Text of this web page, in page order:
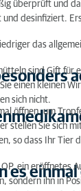
überprüft und
desinfiziert.
das
sind Gift für
einen kleinen
sich nicht.
öffnen, um
stellen Sie sich
so dass Ihr Tier
esein eröffnetes
sondern ihn in